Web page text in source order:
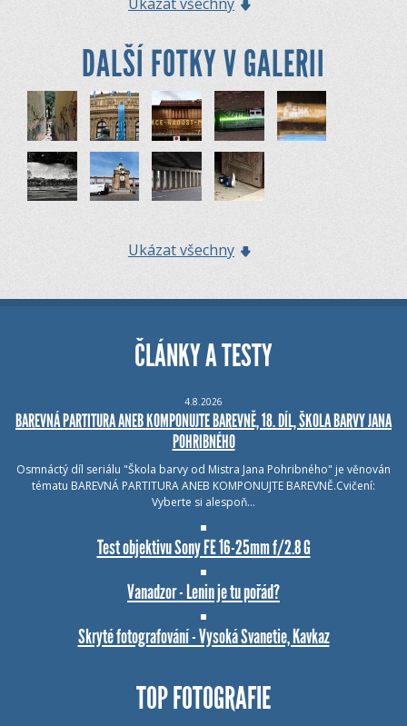
DALŠÍ FOTKY V GALERII
Ukázat všechny
ČLÁNKY A TESTY
4.8.2026
BAREVNÁ PARTITURA ANEB KOMPONUJTE BAREVNĚ, 18. DÍL, ŠKOLA BARVY JANA
POHRIBNÉHO
Osmnáctý díl seriálu "Škola barvy od Mistra Jana Pohribného" je věnován
tématu BAREVNÁ PARTITURA ANEB KOMPONUJTE BAREVNĚ.Cvičení:
Vyberte si alespoň…
Test objektivu Sony FE 16-25mm f/2.8 G
Vanadzor - Lenin je tu pořád?
Skryté fotografování - Vysoká Svanetie, Kavkaz
TOP FOTOGRAFIE